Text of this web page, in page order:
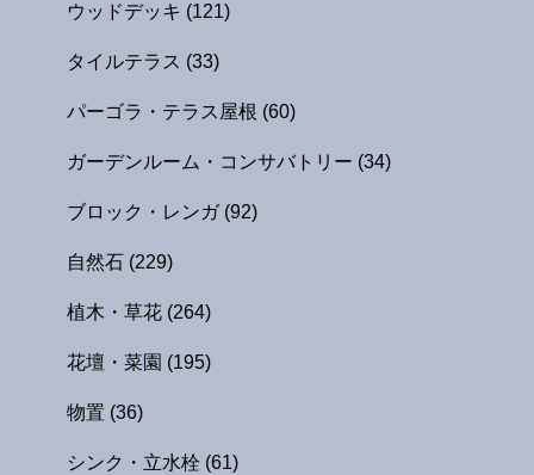
ウッドデッキ (121)
タイルテラス (33)
パーゴラ・テラス屋根 (60)
ガーデンルーム・コンサバトリー (34)
ブロック・レンガ (92)
自然石 (229)
植木・草花 (264)
花壇・菜園 (195)
物置 (36)
シンク・立水栓 (61)